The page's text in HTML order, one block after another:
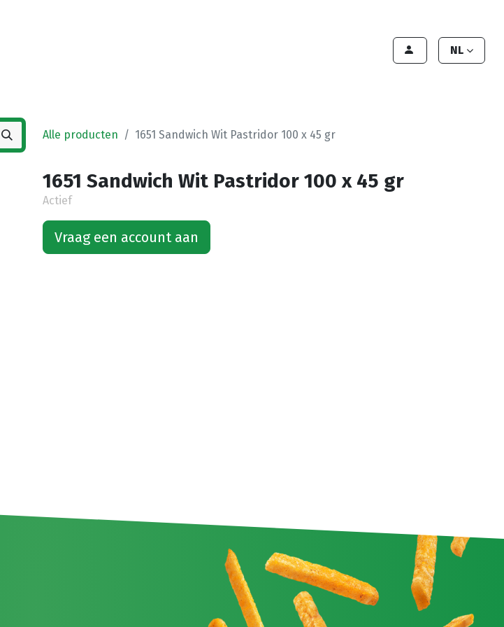
NL
Alle producten 1651 Sandwich Wit Pastridor 100 x 45 gr
1651 Sandwich Wit Pastridor 100 x 45 gr
Actief
Vraag een account aan